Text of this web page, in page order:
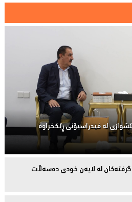
لە فیدراسیۆنی ڕێكخراوە
لە لایەن خودی دەسەڵات